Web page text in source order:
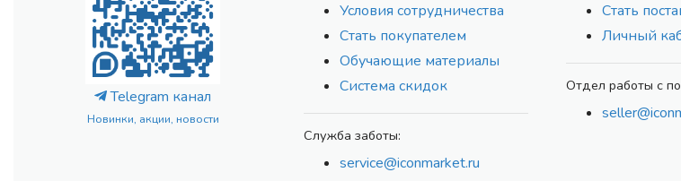
Telegram канал
Новинки, акции, новости
Условия сотрудничества
Стать покупателем
Обучающие материалы
Система скидок
Служба заботы:
service@iconmarket.ru
Стать
Личный
Отдел работы с